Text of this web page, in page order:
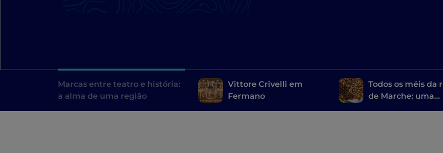
Marcas entre teatro e história:
a alma de uma região
Vittore Crivelli em
Fermano
Todos os méis da
de Marche: uma